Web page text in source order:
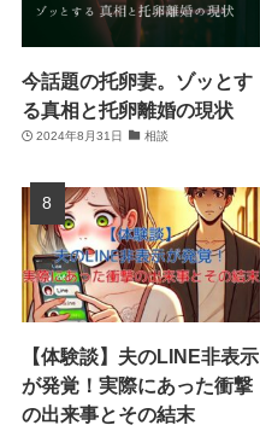
今話題の托卵妻。ゾッとす
る真相と托卵離婚の現状
2024年8月31日 相談
【体験談】夫のLINE非表示
が発覚！実際にあった衝撃
の出来事とその結末